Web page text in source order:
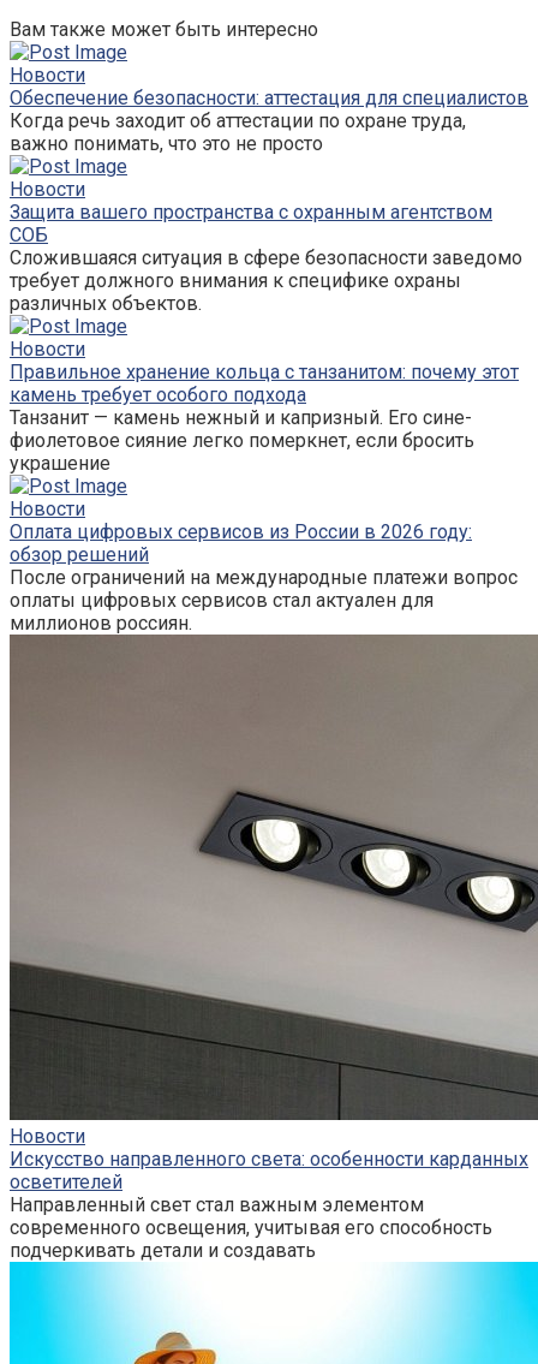
Вам также может быть интересно
Новости
Обеспечение безопасности: аттестация для специалистов
Когда речь заходит об аттестации по охране труда,
важно понимать, что это не просто
Новости
Защита вашего пространства с охранным агентством
СОБ
Сложившаяся ситуация в сфере безопасности заведомо
требует должного внимания к специфике охраны
различных объектов.
Новости
Правильное хранение кольца с танзанитом: почему этот
камень требует особого подхода
Танзанит — камень нежный и капризный. Его сине-
фиолетовое сияние легко померкнет, если бросить
украшение
Новости
Оплата цифровых сервисов из России в 2026 году:
обзор решений
После ограничений на международные платежи вопрос
оплаты цифровых сервисов стал актуален для
миллионов россиян.
Новости
Искусство направленного света: особенности карданных
осветителей
Направленный свет стал важным элементом
современного освещения, учитывая его способность
подчеркивать детали и создавать